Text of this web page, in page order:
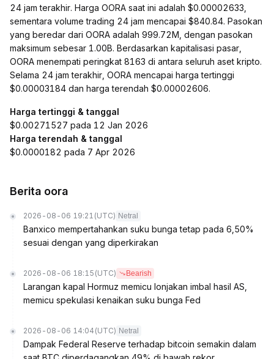
24 jam terakhir. Harga OORA saat ini adalah $0.00002633,
sementara volume trading 24 jam mencapai $840.84. Pasokan
yang beredar dari OORA adalah 999.72M, dengan pasokan
maksimum sebesar 1.00B. Berdasarkan kapitalisasi pasar,
OORA menempati peringkat 8163 di antara seluruh aset kripto.
Selama 24 jam terakhir, OORA mencapai harga tertinggi
$0.00003184 dan harga terendah $0.00002606.
Harga tertinggi & tanggal
$0.00271527 pada 12 Jan 2026
Harga terendah & tanggal
$0.0000182 pada 7 Apr 2026
Berita oora
2026-08-06 19:21 (UTC) Netral
Banxico mempertahankan suku bunga tetap pada 6,50%
sesuai dengan yang diperkirakan
2026-08-06 18:15 (UTC) Bearish
Larangan kapal Hormuz memicu lonjakan imbal hasil AS,
memicu spekulasi kenaikan suku bunga Fed
2026-08-06 14:04 (UTC) Netral
Dampak Federal Reserve terhadap bitcoin semakin dalam